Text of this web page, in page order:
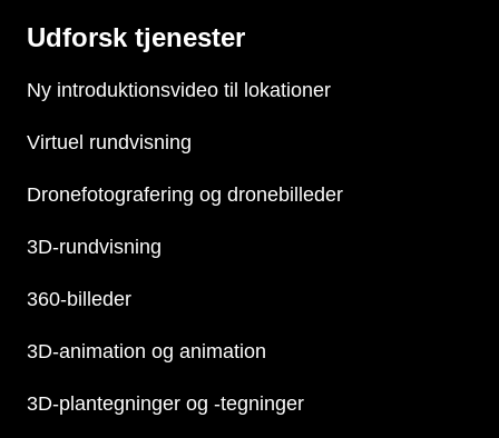
Udforsk tjenester
Ny introduktionsvideo til lokationer
Virtuel rundvisning
Dronefotografering og dronebilleder
3D-rundvisning
360-billeder
3D-animation og animation
3D-plantegninger og -tegninger